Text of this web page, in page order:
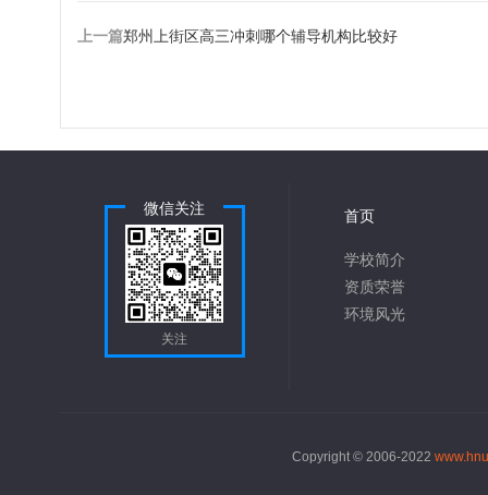
上一篇郑州上街区高三冲刺哪个辅导机构比较好
微信关注
关注
首页
学校简介
资质荣誉
环境风光
Copyright © 2006-2022